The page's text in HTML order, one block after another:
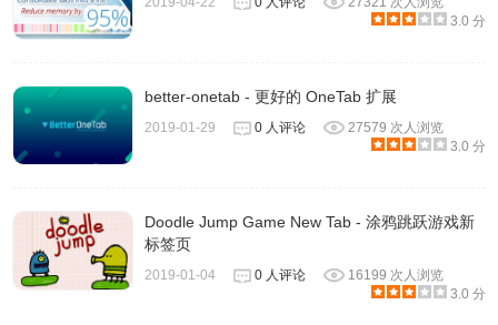
3.0 分
better-onetab - 更好的 OneTab 扩展
2019-01-29 0 人评论
27579 次人浏览
3.0 分
Doodle Jump Game New Tab - 涂鸦跳跃游戏新
标签页
2019-01-04 0 人评论
16199 次人浏览
3.0 分